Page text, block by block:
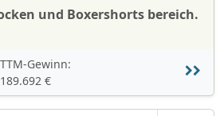
und Boxershorts bereich.
TTM-Gewinn:
189.692 €